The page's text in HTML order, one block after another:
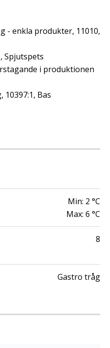
- enkla produkter, 11010,
Spjutspets
i produktionen
10397:1, Bas
Min: 2 °C
Max: 6 °C
8
Gastro tråg